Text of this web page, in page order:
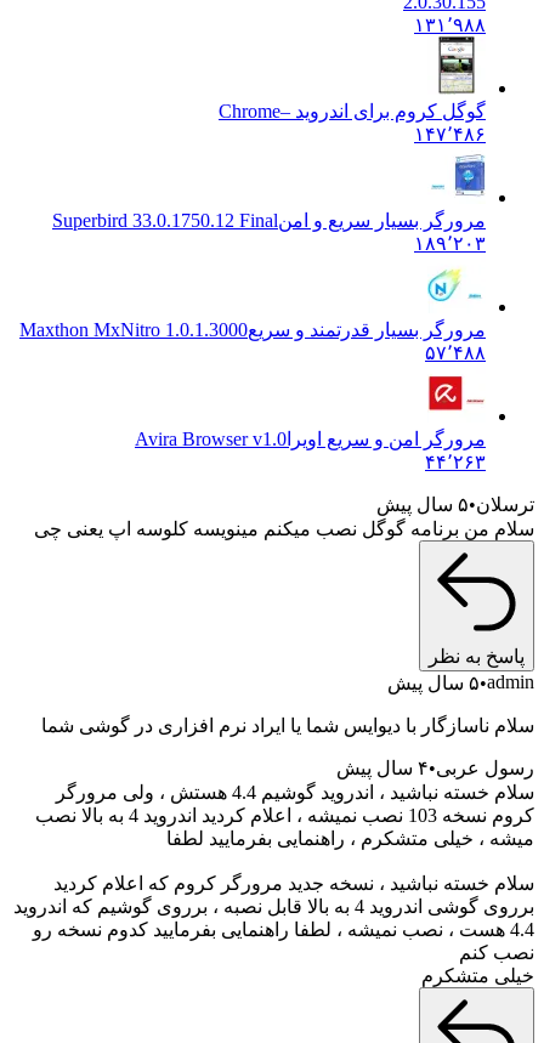
۱۳۱٬۹۸۸
گوگل کروم برای اندروید –Chrome
۱۴۷٬۴۸۶
مرورگر بسیار سریع و امنSuperbird 33.0.1750.12 Final
۱۸۹٬۲۰۳
مرورگر بسیار قدرتمند و سریعMaxthon MxNitro 1.0.1.3000
۵۷٬۴۸۸
مرورگر امن و سریع اویرا Avira Browser v1.0
۴۴٬۲۶۳
ترسلان ۵ سال پیش
سلام من برنامه گوگل نصب میکنم مینویسه کلوسه اپ یعنی چی
پاسخ به نظر
admin ۵ سال پیش
سلام ناسازگار با دیوایس شما یا ایراد نرم افزاری در گوشی شما
رسول عربی ۴ سال پیش
سلام خسته نباشید ، اندروید گوشیم 4.4 هستش ، ولی مرورگر
کروم نسخه 103 نصب نمیشه ، اعلام کردید اندروید 4 به بالا نصب
میشه ، خیلی متشکرم ، راهنمایی بفرمایید لطفا
سلام خسته نباشید ، نسخه جدید مرورگر کروم که اعلام کردید
برروی گوشی اندروید 4 به بالا قابل نصبه ، برروی گوشیم که اندروید
4.4 هست ، نصب نمیشه ، لطفا راهنمایی بفرمایید کدوم نسخه رو
نصب کنم
خیلی متشکرم